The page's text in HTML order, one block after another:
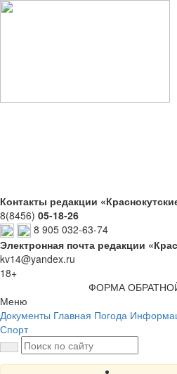
Контакты редакции
8(8456) 05-18-26
8 905 032-63-74
Электронная почта редакции
kv14@yandex.ru
18+
ФОРМА
Меню
Документы Главная Погода
Спорт